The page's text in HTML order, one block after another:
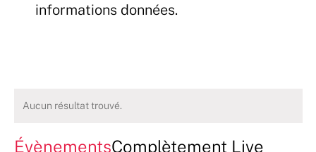
informations données.
Aucun résultat trouvé.
ÉvènementsComplètement Live